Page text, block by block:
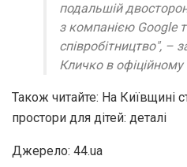
подальшій
з компанією Google
співробітництво", –
Кличко в офіційному
Також читайте: На Київщині
простори для дітей: деталі
Джерело: 44.ua